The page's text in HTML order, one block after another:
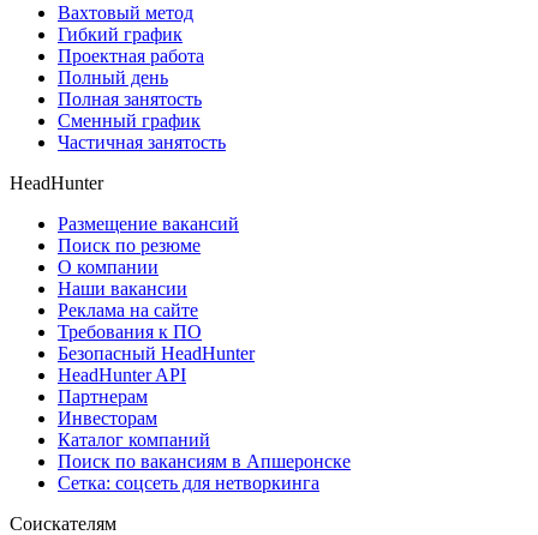
Вахтовый метод
Гибкий график
Проектная работа
Полный день
Полная занятость
Сменный график
Частичная занятость
HeadHunter
Размещение вакансий
Поиск по резюме
О компании
Наши вакансии
Реклама на сайте
Требования к ПО
Безопасный HeadHunter
HeadHunter API
Партнерам
Инвесторам
Каталог компаний
Поиск по вакансиям в Апшеронске
Сетка: соцсеть для нетворкинга
Соискателям